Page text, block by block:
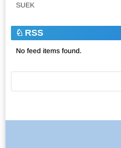
SUEK
RSS
No feed items found.